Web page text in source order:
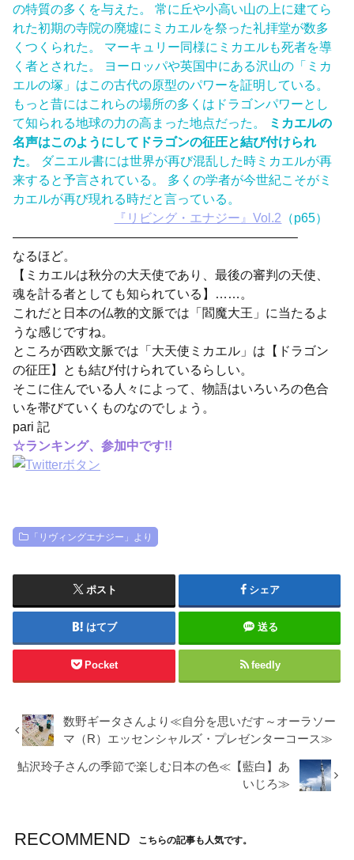
の特質の多くを与えた。 常に丘や小高い山の上に建てら
れた初期の寺院の廃墟にミカエルを祭った礼拝堂が数多
くつくられた。 マーキュリー同様にミカエルも死者を導
く者とされた。 ヨーロッパや英国中にある沢山の「ミカ
エルの塚」はこの古代の原型のパワーを証明している。
もっと昔にはこれらの場所の多くはドラゴンパワーとし
て知られる地球の力の高まった地点だった。
ミカエルの
名声はこのようにしてドラゴンの征圧と結び付けられ
た。 ダニエル書には世界が再び混乱した時ミカエルが再
来すると予言されている。 多くの学者が今世紀こそがミ
カエルが再び現れる時だと言っている。
『リビング・エナジー』Vol.2 （p65）
——————————————————————–
なるほど。
【ミカエルは秋分の大天使であり、最後の審判の天使、
魂を計る者としても知られている】……。
これだと日本の仏教的文脈では「閻魔大王」に当たるよ
うな感じですね。
ところが西欧文脈では「大天使ミカエル」は【ドラゴン
の征圧】とも結び付けられているらしい。
そこに住んでいる人々によって、物語はいろいろの色合
いを帯びていくものなのでしょう。
pari 記
☆ランキング、参加中です!!
「リヴィングエナジー」より
ポスト シェア
はてブ 送る
Pocket feedly
数野ギータさんより≪自分を思いだす～オーラソー
マ（R）エッセンシャルズ・プレゼンターコース≫
鮎沢玲子さんの季節で楽しむ日本の色≪【藍白】あ
いじろ≫
RECOMMEND こちらの記事も人気です。